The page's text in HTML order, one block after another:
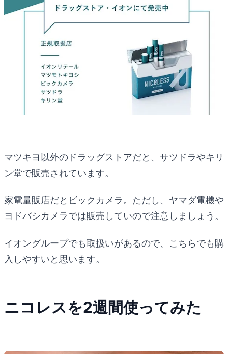
マツキヨ以外のドラッグストアだと、サツドラやキリ
ン堂で販売されています。
家電量販店だとビックカメラ。ただし、ヤマダ電機や
ヨドバシカメラでは販売していので注意しましょう。
イオングループでも取扱いがあるので、こちらでも購
入しやすいと思います。
ニコレスを2週間使ってみた